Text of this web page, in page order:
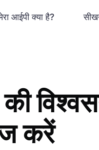
आईपी क्या है?
करें